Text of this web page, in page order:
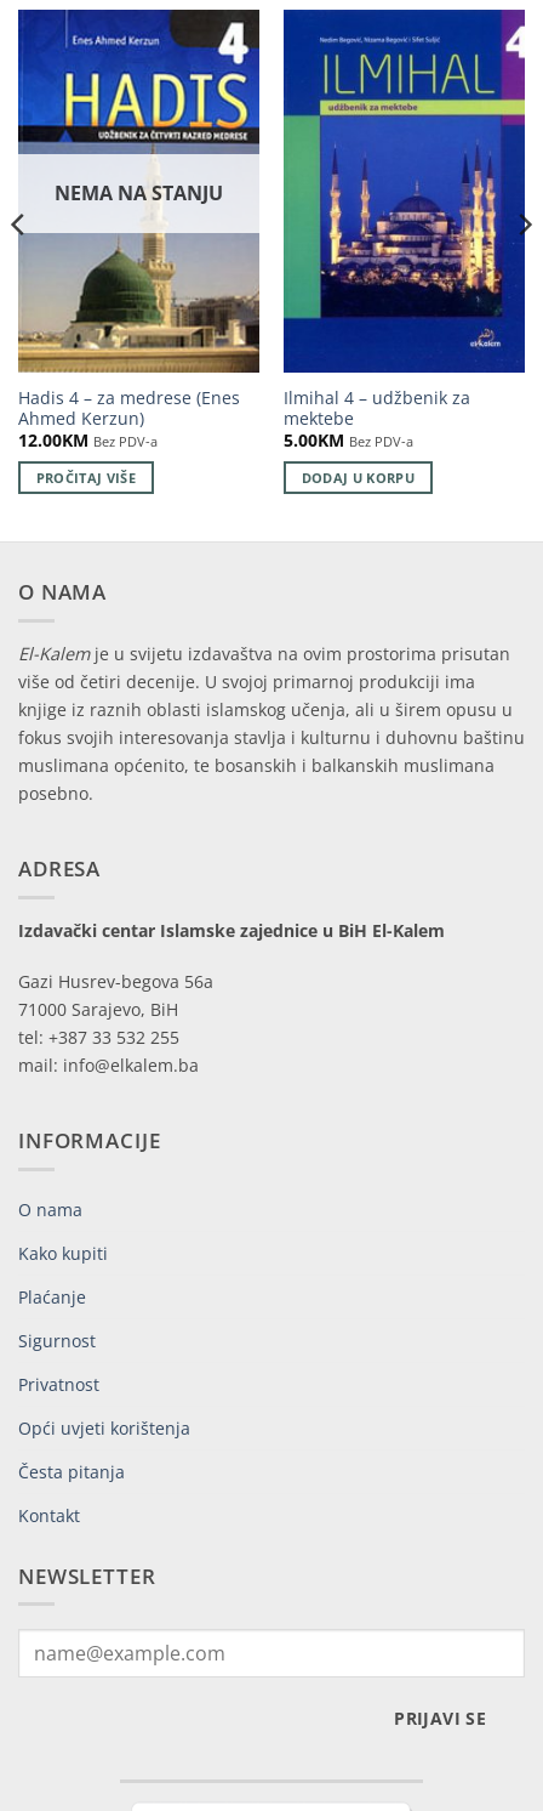
NEMA NA STANJU
Hadis 4 – za medrese (Enes
Ahmed Kerzun)
12.00KM Bez PDV-a
PROČITAJ VIŠE
Ilmihal 4 – udžbenik za
mektebe
5.00KM Bez PDV-a
DODAJ U KORPU
O NAMA
El-Kalemje u svijetu izdavaštva na ovim prostorima prisutan
više od četiri decenije. U svojoj primarnoj produkciji ima
knjige iz raznih oblasti islamskog učenja, ali u širem opusu u
fokus svojih interesovanja stavlja i kulturnu i duhovnu baštinu
muslimana općenito, te bosanskih i balkanskih muslimana
posebno.
ADRESA
Izdavački centar Islamske zajednice u BiH El-Kalem
Gazi Husrev-begova 56a
71000 Sarajevo, BiH
tel: +387 33 532 255
mail: info@elkalem.ba
INFORMACIJE
O nama
Kako kupiti
Plaćanje
Sigurnost
Privatnost
Opći uvjeti korištenja
Česta pitanja
Kontakt
NEWSLETTER
PRIJAVI SE